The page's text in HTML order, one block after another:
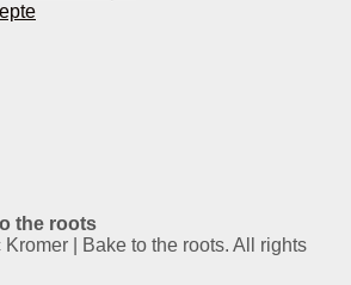
the roots
| Bake to the roots. All rights